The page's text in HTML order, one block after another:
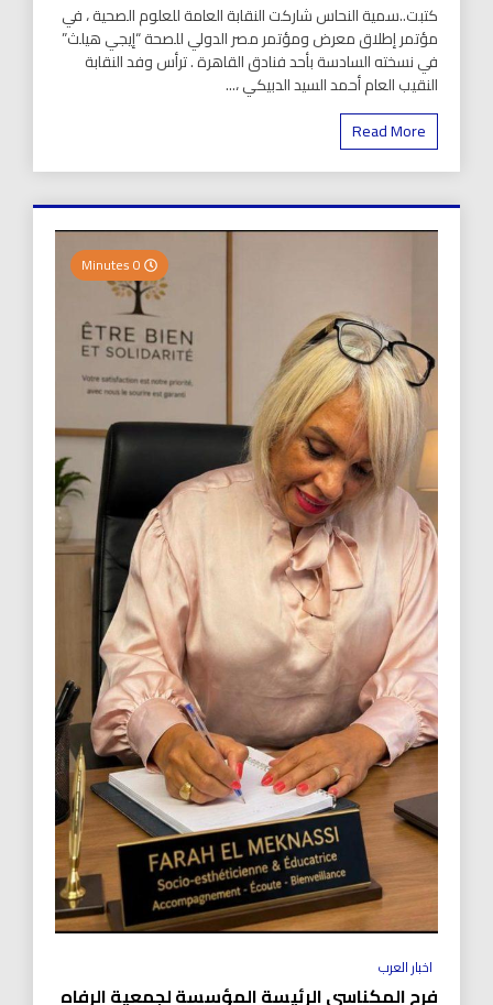
كتبت..سمية النحاس شاركت النقابة العامة للعلوم الصحية ، في
مؤتمر إطلاق معرض ومؤتمر مصر الدولي للصحة “إيجي هيلث”
في نسخته السادسة بأحد فنادق القاهرة . ترأس وفد النقابة
النقيب العام أحمد السيد الدبيكي ،...
Read More
اخبار العرب
فرح المكناسي الرئيسة المؤسسة لجمعية الرفاه